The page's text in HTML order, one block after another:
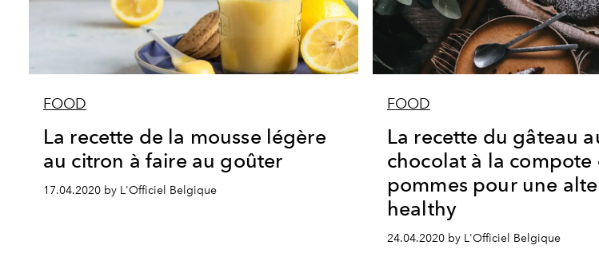
FOOD
La recette de la mousse légère
au citron à faire au goûter
17.04.2020 by L'Officiel Belgique
FOOD
La recette du gâteau
chocolat à la compote
pommes pour une
healthy
24.04.2020 by L'Officiel Belgique